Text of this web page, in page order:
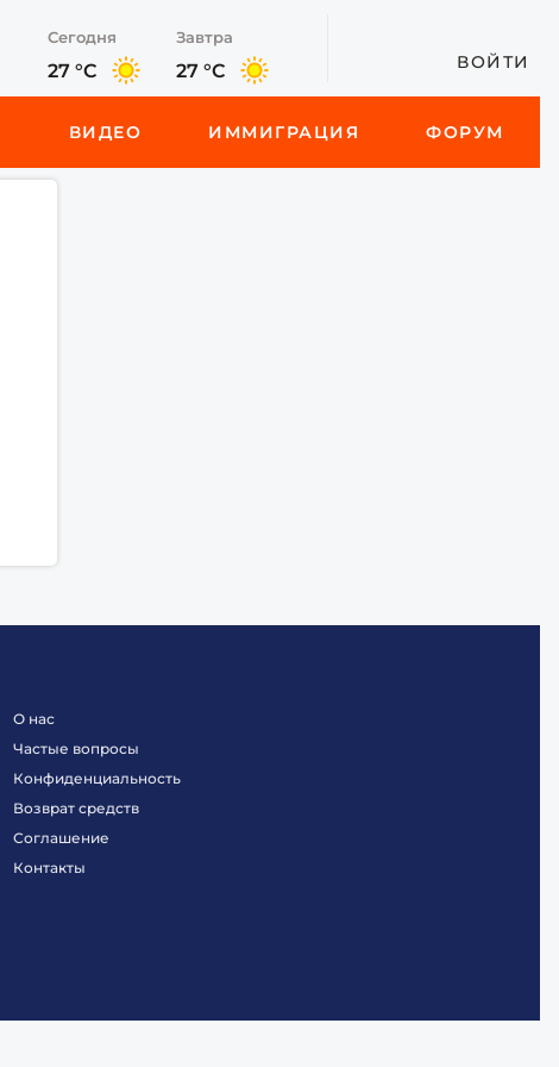
Сегодня
27 °C
Завтра
27 °C ВОЙТИ
ВИДЕО ИММИГРАЦИЯ ФОРУМ
О нас
Частые вопросы
Конфиденциальность
Возврат средств
Соглашение
Контакты